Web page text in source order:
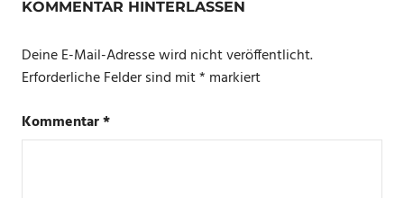
KOMMENTAR HINTERLASSEN
Deine E-Mail-Adresse wird nicht veröffentlicht.
Erforderliche Felder sind mit* markiert
Kommentar*